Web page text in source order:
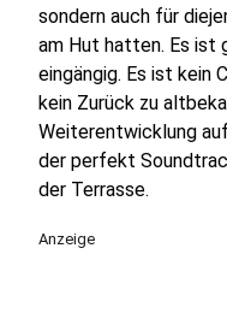
sondern auch für
am Hut hatten. Es ist
eingängig. Es ist kein
kein Zurück zu
Weiterentwicklung
der perfekt
der Terrasse.
Anzeige